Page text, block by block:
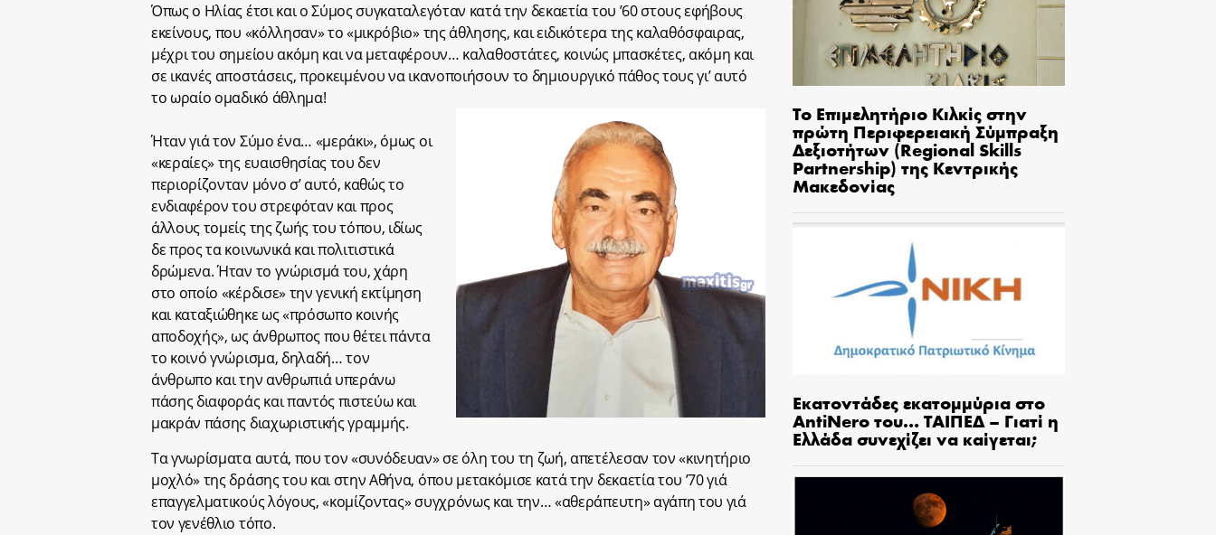
Όπως ο Ηλίας έτσι και ο Σύμος συγκαταλεγόταν κατά την δεκαετία του ’60 στους εφήβους
εκείνους, που «κόλλησαν» το «μικρόβιο» της άθλησης, και ειδικότερα της καλαθόσφαιρας,
μέχρι του σημείου ακόμη και να μεταφέρουν… καλαθοστάτες, κοινώς μπασκέτες, ακόμη και
σε ικανές αποστάσεις, προκειμένου να ικανοποιήσουν το δημιουργικό πάθος τους γι’ αυτό
το ωραίο ομαδικό άθλημα!
Ήταν γιά τον Σύμο ένα… «μεράκι», όμως οι
«κεραίες» της ευαισθησίας του δεν
περιορίζονταν μόνο σ’ αυτό, καθώς το
ενδιαφέρον του στρεφόταν και προς
άλλους τομείς της ζωής του τόπου, ιδίως
δε προς τα κοινωνικά και πολιτιστικά
δρώμενα. Ήταν το γνώρισμά του, χάρη
στο οποίο «κέρδισε» την γενική εκτίμηση
και καταξιώθηκε ως «πρόσωπο κοινής
αποδοχής», ως άνθρωπος που θέτει πάντα
το κοινό γνώρισμα, δηλαδή… τον
άνθρωπο και την ανθρωπιά υπεράνω
πάσης διαφοράς και παντός πιστεύω και
μακράν πάσης διαχωριστικής γραμμής.
Τα γνωρίσματα αυτά, που τον «συνόδευαν» σε όλη του τη ζωή, απετέλεσαν τον «κινητήριο
μοχλό» της δράσης του και στην Αθήνα, όπου μετακόμισε κατά την δεκαετία του ’70 γιά
επαγγελματικούς λόγους, «κομίζοντας» συγχρόνως και την… «αθεράπευτη» αγάπη του γιά
τον γενέθλιο τόπο.
Το Επιμελητήριο Κιλκίς στην
πρώτη Περιφερειακή Σύμπραξη
Δεξιοτήτων (Regional Skills
Partnership) της Κεντρικής
Μακεδονίας
Εκατοντάδες εκατομμύρια στο
AntiNero του… ΤΑΙΠΕΔ – Γιατί η
Ελλάδα συνεχίζει να καίγεται;